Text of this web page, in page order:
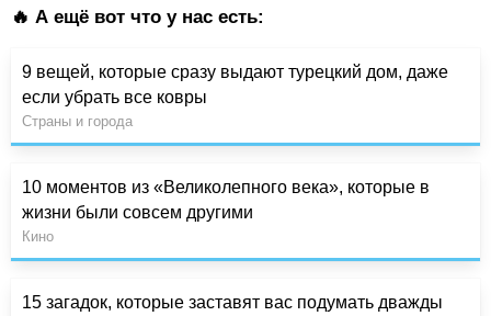
🔥 А ещё вот что у нас есть:
9 вещей, которые сразу выдают турецкий дом, даже
если убрать все ковры
Страны и города
10 моментов из «Великолепного века», которые в
жизни были совсем другими
Кино
15 загадок, которые заставят вас подумать дважды